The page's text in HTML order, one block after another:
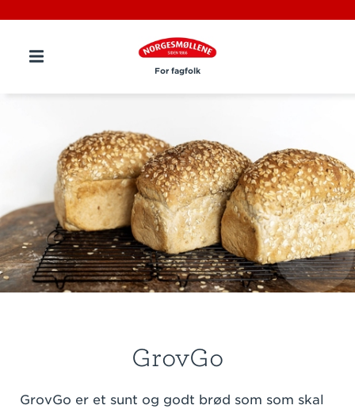
For fagfolk
GrovGo
GrovGo er et sunt og godt brød som som skal